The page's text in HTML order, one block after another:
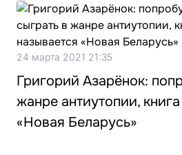
24 марта 2021 21:35
Григорий Азарёнок:
жанре антиутопии,
«Новая Беларусь»